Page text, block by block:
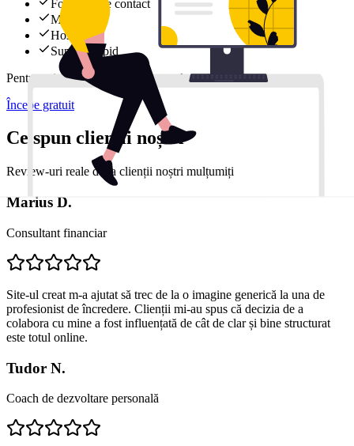
Formular de contact
Mail
Hosting
Support rapid
Pentru cei care vor un site care evoluează constant.
Începe gratuit
Ce spun clienții noștri
Review-uri reale de la clienții noștri mulțumiți
Marius D.
Consultant financiar
Site-ul creat m-a ajutat să trec de la o imagine generică la una de
profesionist de încredere. Clienții mi-au spus că decizia de a
colabora cu mine a fost influențată de cât de clar și bine structurat
este totul online.
Tudor N.
Coach de dezvoltare personală